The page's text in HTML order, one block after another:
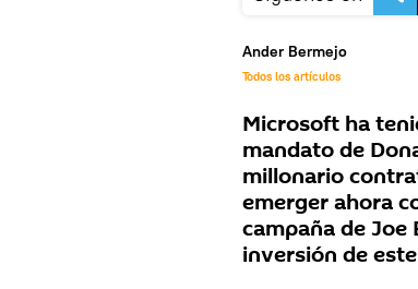
Ander Bermejo
Todos los artículos
Microsoft ha
mandato de
millonario
emerger ahora
campaña de Joe
inversión de